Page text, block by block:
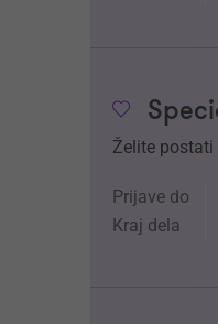
Želite postati
Prijave do
Kraj dela